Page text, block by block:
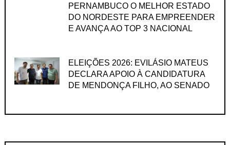
PERNAMBUCO O MELHOR ESTADO
DO NORDESTE PARA EMPREENDER
E AVANÇA AO TOP 3 NACIONAL
ELEIÇÕES 2026: EVILÁSIO MATEUS
DECLARA APOIO À CANDIDATURA
DE MENDONÇA FILHO, AO SENADO